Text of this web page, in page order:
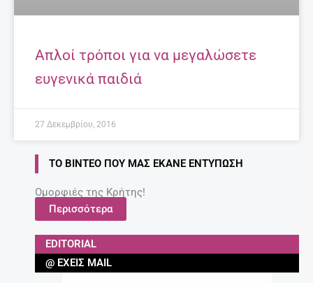
Aπλοί τρόποι για να μεγαλώσετε
ευγενικά παιδιά
27 Δεκεμβρίου, 2016
ΤΟ ΒΊΝΤΕΟ ΠΟΥ ΜΑΣ ΈΚΑΝΕ ΕΝΤΎΠΩΣΗ
Ομορφιές της Κρήτης!
Περισσότερα
EDITORIAL
@ ΈΧΕΙΣ MAIL